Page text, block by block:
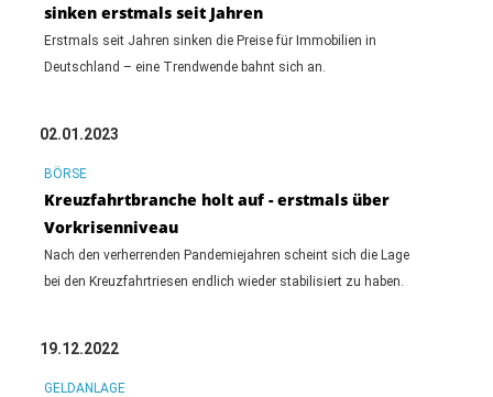
sinken erstmals seit Jahren
Erstmals seit Jahren sinken die Preise für Immobilien in
Deutschland – eine Trendwende bahnt sich an.
02.01.2023
BÖRSE
Kreuzfahrtbranche holt auf - erstmals über
Vorkrisenniveau
Nach den verherrenden Pandemiejahren scheint sich die Lage
bei den Kreuzfahrtriesen endlich wieder stabilisiert zu haben.
19.12.2022
GELDANLAGE